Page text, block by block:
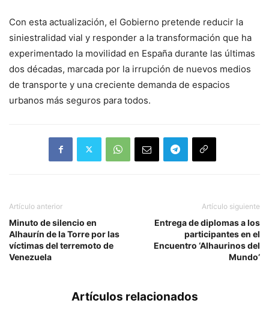
Con esta actualización, el Gobierno pretende reducir la
siniestralidad vial y responder a la transformación que ha
experimentado la movilidad en España durante las últimas
dos décadas, marcada por la irrupción de nuevos medios
de transporte y una creciente demanda de espacios
urbanos más seguros para todos.
Artículo anterior
Minuto de silencio en
Alhaurín de la Torre por las
víctimas del terremoto de
Venezuela
Artículo siguiente
Entrega de diplomas a los
participantes en el
Encuentro ‘Alhaurinos del
Mundo’
Artículos relacionados